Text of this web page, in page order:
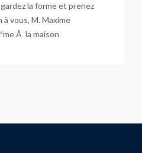
la forme et prenez
à vous, M. Maxime
Ã la maison